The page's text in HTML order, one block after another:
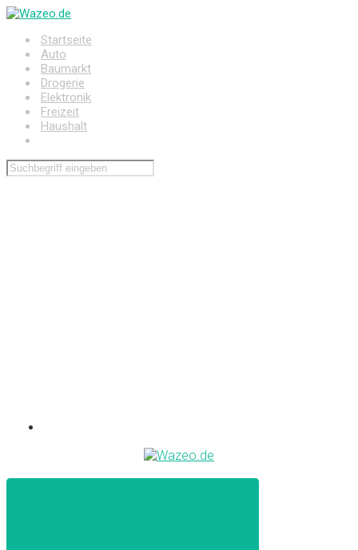
Zum
springenStartseite
Auto
Baumarkt
Drogerie
Elektronik
Freizeit
Haushalt